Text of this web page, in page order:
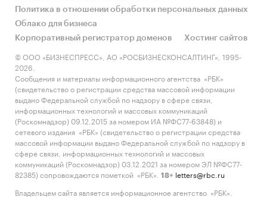
Политика в отношении обработки персональных данных
Облако для бизнеса
Корпоративный регистратор доменов
Хостинг сайтов
© ООО «БИЗНЕСПРЕСС», АО «РОСБИЗНЕСКОНСАЛТИНГ», 1995-
2026.
Сообщения и материалы информационного агентства «РБК»
(свидетельство о регистрации средства массовой информации
выдано Федеральной службой по надзору в сфере связи,
информационных технологий и массовых коммуникаций
(Роскомнадзор) 09.12.2015 за номером ИА №ФС77-63848) и
сетевого издания «РБК» (свидетельство о регистрации средства
массовой информации выдано Федеральной службой по надзору в
сфере связи, информационных технологий и массовых
коммуникаций (Роскомнадзор) 03.12.2021 за номером ЭЛ №ФС77-
82385) сопровождаются пометкой «РБК».
18+ letters@rbc.ru
Владельцем сайта является информационное агентство «РБК».